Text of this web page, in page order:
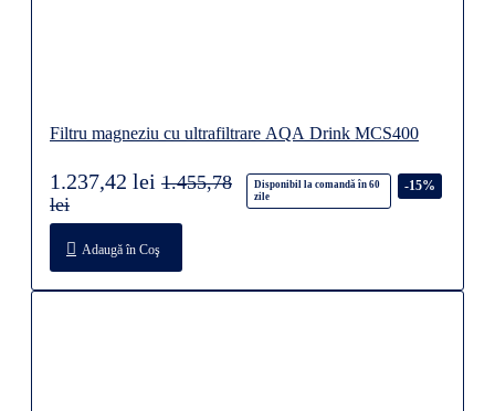
Filtru magneziu cu ultrafiltrare AQA Drink MCS400
Disponibil la comandă în 60
zile
-15%
1.237,42 lei 1.455,78
lei
Adaugă în Coş